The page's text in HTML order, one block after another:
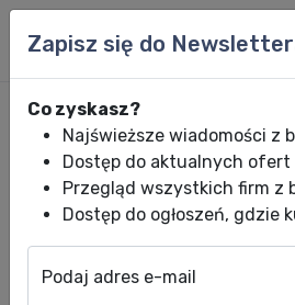
Zapisz się do
Co zyskasz?
Najświeższe wiadomości z
Dostęp do aktualnych ofert
Przegląd wszystkich firm z
Dostęp do ogłoszeń, gdzie
Podaj adres e-mail